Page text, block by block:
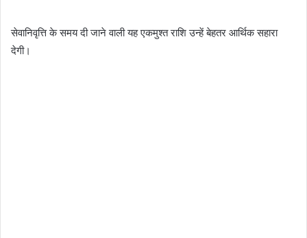
सेवानिवृत्ति के समय दी जाने वाली यह एकमुश्त राशि उन्हें बेहतर आर्थिक सहारा
देगी।